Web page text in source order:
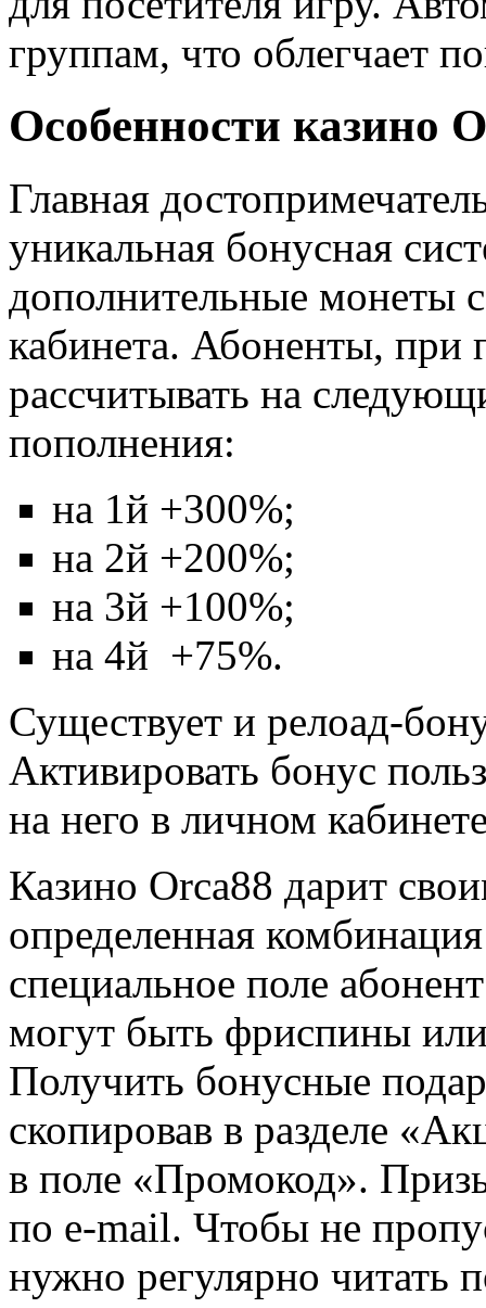
группам, что облегчает
Особенности казино
Главная
уникальная бонусная
дополнительные монеты
кабинета. Абоненты, при
рассчитывать на
пополнения:
на 1й +300%;
на 2й +200%;
на 3й +100%;
на 4й +75%.
Существует и релоад-
Активировать бонус
на него в личном
Казино Orca88 дарит
определенная
специальное поле
могут быть фриспины
Получить бонусные
скопировав в разделе
в поле «Промокод».
по e-mail. Чтобы не
нужно регулярно читать